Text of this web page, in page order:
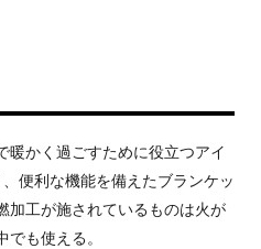
暖かく過ごすために役立つアイ
便利な機能を備えたブランケッ
加工が施されているものは火が
も使える。